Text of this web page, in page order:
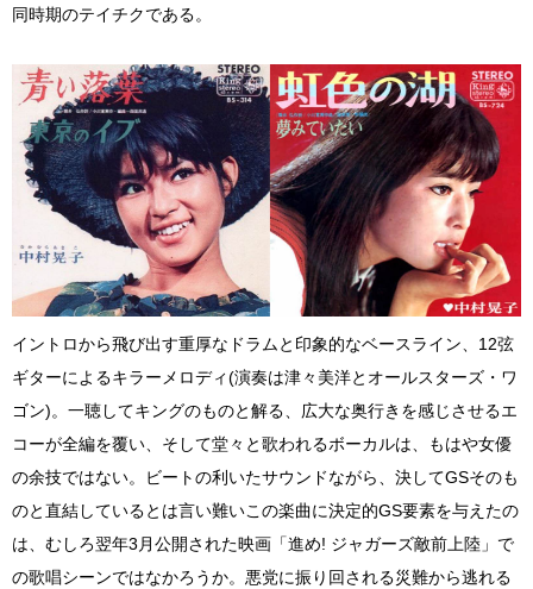
同時期のテイチクである。
イントロから飛び出す重厚なドラムと印象的なベースライン、12弦
ギターによるキラーメロディ(演奏は津々美洋とオールスターズ・ワ
ゴン)。一聴してキングのものと解る、広大な奥行きを感じさせるエ
コーが全編を覆い、そして堂々と歌われるボーカルは、もはや女優
の余技ではない。ビートの利いたサウンドながら、決してGSそのも
のと直結しているとは言い難いこの楽曲に決定的GS要素を与えたの
は、むしろ翌年3月公開された映画「進め! ジャガーズ敵前上陸」で
の歌唱シーンではなかろうか。悪党に振り回される災難から逃れる